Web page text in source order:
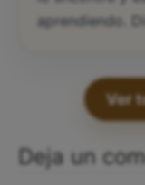
aprendiendo.
Ver
Deja un